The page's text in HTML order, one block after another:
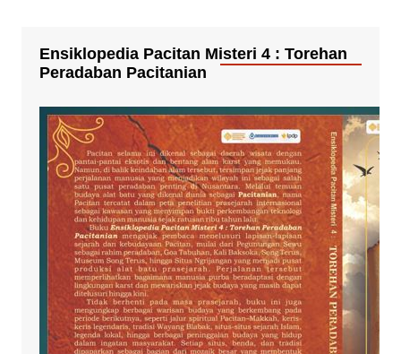
Ensiklopedia Pacitan Misteri 4 : Torehan
Peradaban Pacitanian